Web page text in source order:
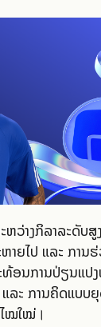
ວ່າງກິລາລະດັບສູ
ຫາຍໄປ ແລະ ກາ
ອນການປ່ຽນແປ
ລະ ການຄິດແບບ
ໝໃໝ່।